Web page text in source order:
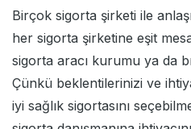
Birçok sigorta şirketi ile
her sigorta şirketine eşit
sigorta aracı kurumu ya da
Çünkü beklentilerinizi ve
iyi sağlık sigortasını